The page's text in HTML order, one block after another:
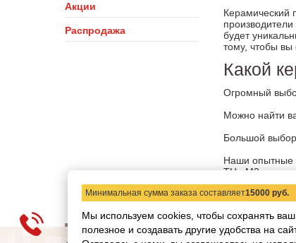
Акции
Распродажа
Керамический
будет
тому, чтобы вы
Какой
Огромный
Можно найти
Большой
Наши опытные
ТЦ «М2» или
О компании Статьи
Минимальная сумма заказа составляет15000 руб.
Мы используем cookies, чтобы сохранять
полезное и создавать другие удобства на